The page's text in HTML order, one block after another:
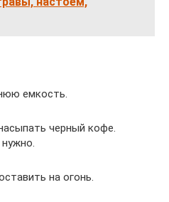
емкость.
черный кофе.
на огонь.